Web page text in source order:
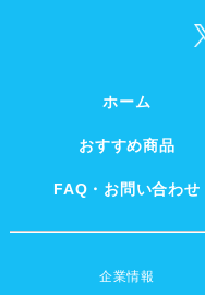
ホーム
おすすめ商品
FAQ・お問い合わせ
企業情報